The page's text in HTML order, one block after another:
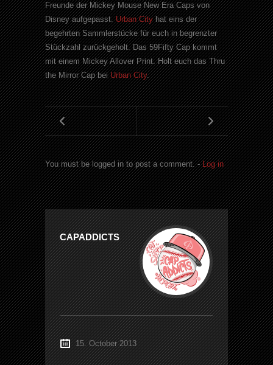
Freunde der Mickey Mouse New Era Caps von
Disney aufgepasst.Urban Cityhat eins der
begehrten Sammlerstücke für euch in begrenzter
Stückzahl zurückgeholt. Das 59Fifty Cap kommt
mit einem Mickey Allover Print. Holt euch das Thru
the Mirror Cap beiUrban City.
You must be logged in to post a comment. -Log in
CAPADDICTS
15. October 2013